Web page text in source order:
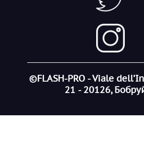
©FLASH-PRO - Viale
21 - 20126,